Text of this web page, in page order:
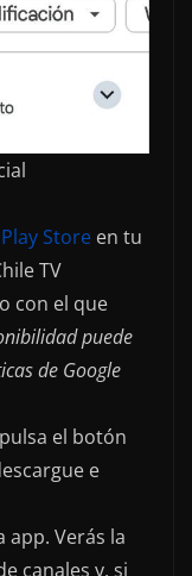
Store en tu
TV
con el que
puede
de Google
el botón
e
app. Verás la
canales y, si